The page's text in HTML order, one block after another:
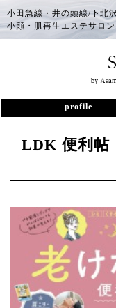
小田急線・井の頭線/下北
小顔・肌再生エステサロ
profile
LDK 便利帖